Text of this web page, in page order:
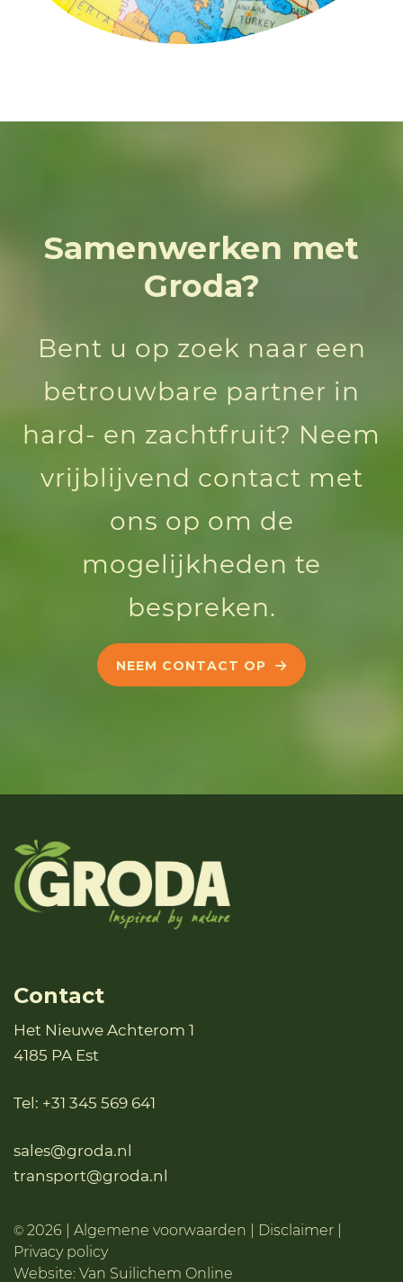
Samenwerken met
Groda?
Bent u op zoek naar een
betrouwbare partner in
hard- en zachtfruit? Neem
vrijblijvend contact met
ons op om de
mogelijkheden te
bespreken.
NEEM CONTACT OP
Contact
Het Nieuwe Achterom 1
4185 PA Est
Tel: +31 345 569 641
sales@groda.nl
transport@groda.nl
© 2026 | Algemene voorwaarden Disclaimer
Privacy policy
Website: Van Suilichem Online